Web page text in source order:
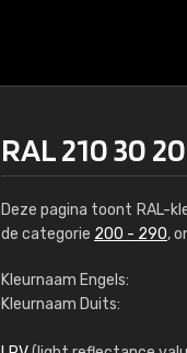
RAL 210 30
Deze pagina toont RAL-
de categorie 200 - 290,
Kleurnaam Engels:
Kleurnaam Duits: